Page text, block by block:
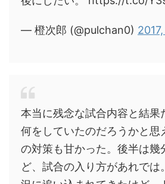
— 橙次郎 (@pulchan0)
本当に残念な試合内容と結果
何をしていたのだろうかと思
の対策も甘かった。後半は幾
ど、試合の入り方があれでは